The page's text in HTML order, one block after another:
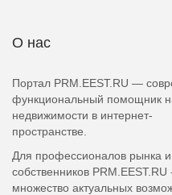
О нас
Портал PRM.EEST.RU —
функциональный помощник
недвижимости в интернет-
пространстве.
Для профессионалов рынка и
собственников PRM.EEST.RU
множество актуальных